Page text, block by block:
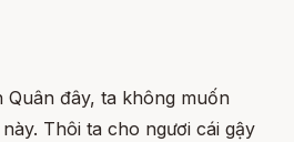
Quân đây, ta không muốn
Thôi ta cho ngươi cái gậy